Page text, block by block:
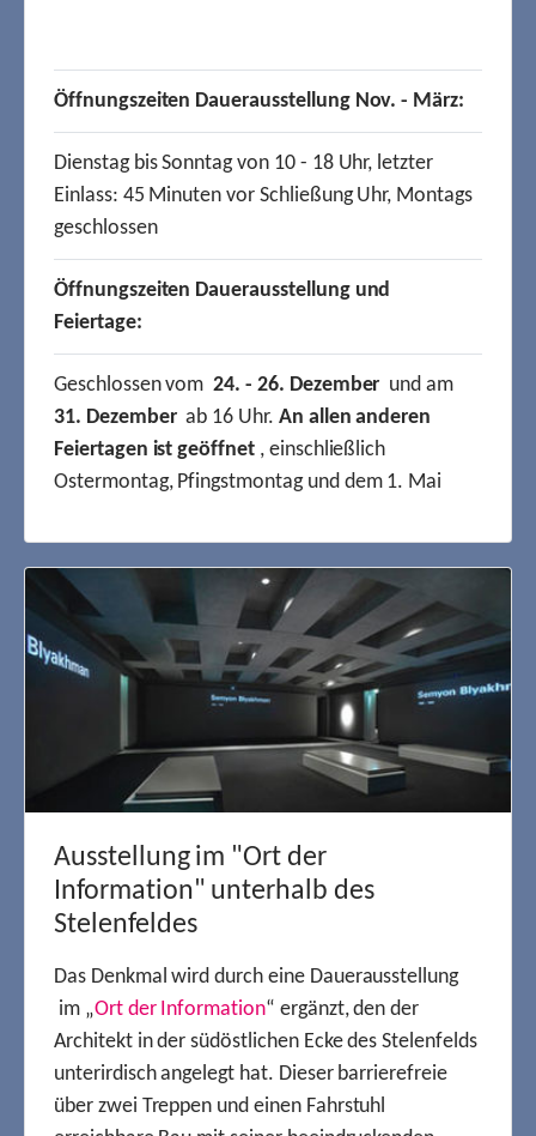
Ausstellung im "Ort der
Information" unterhalb des
Stelenfeldes
Das Denkmal wird durch eine Dauerausstellung
im „Ort der Information“ ergänzt, den der
Architekt in der südöstlichen Ecke des Stelenfelds
unterirdisch angelegt hat. Dieser barrierefreie
über zwei Treppen und einen Fahrstuhl
Öffnungszeiten Dauerausstellung Nov. - März:
Dienstag bis Sonntag von 10 - 18 Uhr, letzter
Einlass: 45 Minuten vor Schließung Uhr, Montags
geschlossen
Öffnungszeiten Dauerausstellung und
Feiertage:
Geschlossen vom24. - 26. Dezember und am
31. Dezemberab 16 Uhr. An allen anderen
Feiertagen ist geöffnet, einschließlich
Ostermontag, Pfingstmontag und dem 1. Mai